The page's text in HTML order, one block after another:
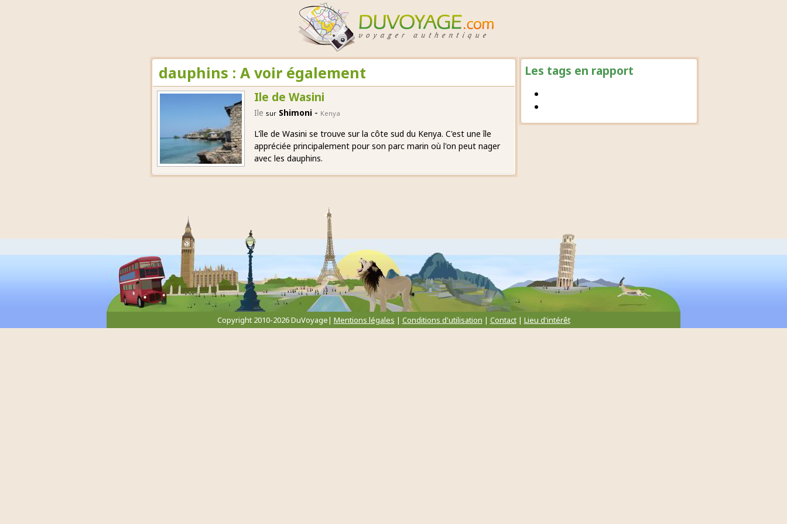
Les tags en rapport
dauphins : A voir également
Ile de Wasini
Ile sur Shimoni - Kenya
L'île de Wasini se trouve sur la côte sud du Kenya. C'est une île
appréciée principalement pour son parc marin où l'on peut nager
avec les dauphins.
Copyright 2010-2026 DuVoyage| Mentions légales | Conditions d'utilisation | Contact| Lieu d'intérêt